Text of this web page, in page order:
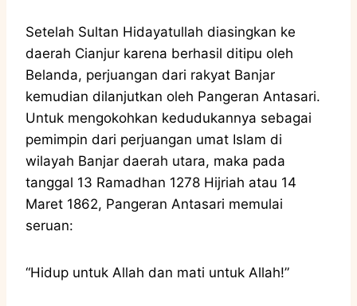
Setelah Sultan Hidayatullah diasingkan ke
daerah Cianjur karena berhasil ditipu oleh
Belanda, perjuangan dari rakyat Banjar
kemudian dilanjutkan oleh Pangeran Antasari.
Untuk mengokohkan kedudukannya sebagai
pemimpin dari perjuangan umat Islam di
wilayah Banjar daerah utara, maka pada
tanggal 13 Ramadhan 1278 Hijriah atau 14
Maret 1862, Pangeran Antasari memulai
seruan:
“Hidup untuk Allah dan mati untuk Allah!”